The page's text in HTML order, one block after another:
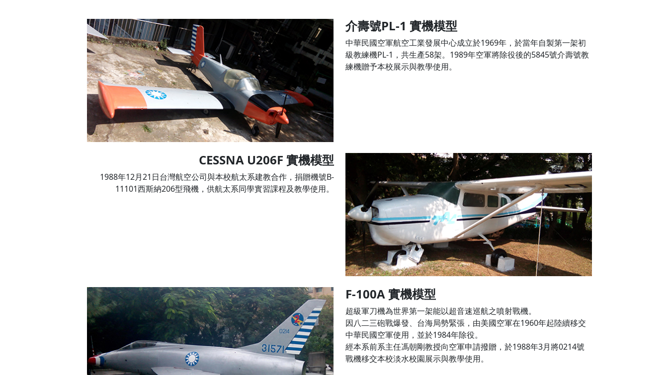
介壽號PL-1 實機模型
中華民國空軍航空工業發展中心成立於1969年，於當年自製第一架初
級教練機PL-1，共生產58架。1989年空軍將除役後的5845號介壽號教
練機贈予本校展示與教學使用。
CESSNA U206F 實機模型
1988年12月21日台灣航空公司與本校航太系建教合作，捐贈機號B-
11101西斯納206型飛機，供航太系同學實習課程及教學使用。
F-100A 實機模型
超級軍刀機為世界第一架能以超音速巡航之噴射戰機。
因八二三砲戰爆發、台海局勢緊張，由美國空軍在1960年起陸續移交
中華民國空軍使用，並於1984年除役。
經本系前系主任馮朝剛教授向空軍申請撥贈，於1988年3月將0214號
戰機移交本校淡水校園展示與教學使用。